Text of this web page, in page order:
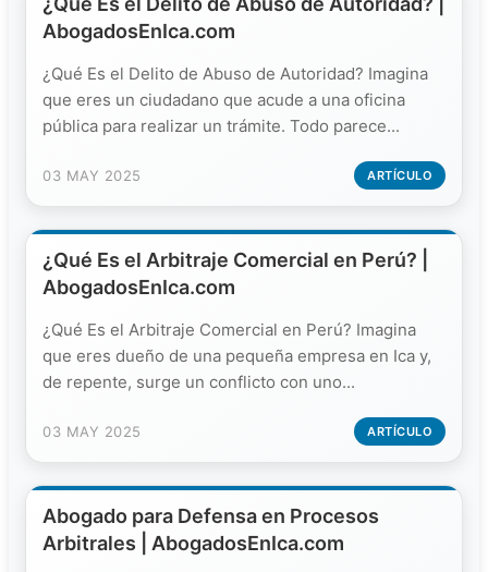
AbogadosEnIca.com
¿Qué Es el Delito de Abuso de Autoridad? Imagina
que eres un ciudadano que acude a una oficina
pública para realizar un trámite. Todo parece...
03 MAY 2025 ARTÍCULO
¿Qué Es el Arbitraje Comercial en Perú? |
AbogadosEnIca.com
¿Qué Es el Arbitraje Comercial en Perú? Imagina
que eres dueño de una pequeña empresa en Ica y,
de repente, surge un conflicto con uno...
03 MAY 2025 ARTÍCULO
Abogado para Defensa en Procesos
Arbitrales | AbogadosEnIca.com